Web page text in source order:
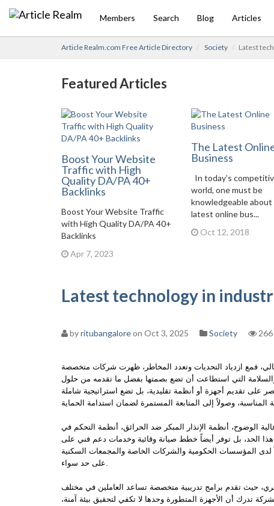
Members Search Blog Articles
Article Realm.com Free Article Directory Society Latest
Featured Articles
Boost Your Website
Traffic with High
Quality DA/PA 40+
Backlinks
Boost Your Website Traffic
with High Quality DA/PA 40+
Backlinks
Apr 7, 2023
The Latest
Business
In today’s
world, one must be
knowledgeable
latest online bus...
Oct 12, 2018
Latest technology in
byritubangaloreon Oct 3, 2025 Society 266
فمع ازدياد التحديات وتعدد المخاطر، ظهرت شركات متخصصة
التي استطاعت أن تضع بصمتها بفضل ما تقدمه من حلول
على تقديم أجهزة أو أنظمة تقليدية، بل تضع استراتيجية شاملة
الوضوح، أنظمة الإنذار المبكر ضد الحرائق، أنظمة التحكم في
الحد، بل توفر أيضاً خطط صيانة وقائية وخدمات دعم فني على
لدى المؤسسات الحكومية والشركات الخاصة والمجمعات السكنية
على حد سواء.
حيث تقدم برامج تدريبية متخصصة تساعد العاملين في مختلف
تدرك أن الأجهزة المتطورة وحدها لا تكفي لتحقيق بيئة آمنة،